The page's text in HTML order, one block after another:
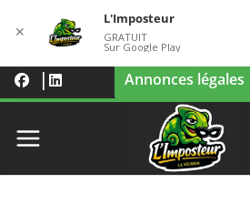
Annonces légales
✕
L'Imposteur
GRATUIT
Sur Google Play